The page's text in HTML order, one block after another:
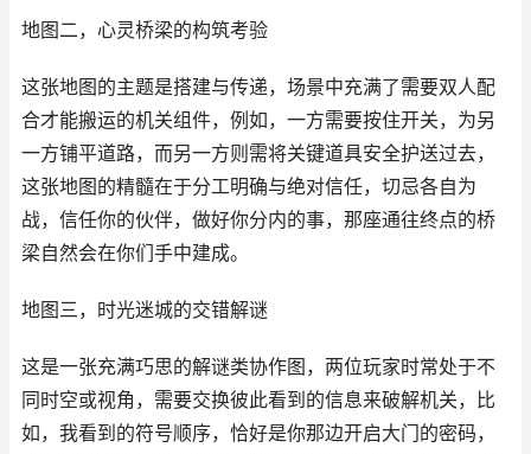
地图二，心灵桥梁的构筑考验
这张地图的主题是搭建与传递，场景中充满了需要双人配
合才能搬运的机关组件，例如，一方需要按住开关，为另
一方铺平道路，而另一方则需将关键道具安全护送过去，
这张地图的精髓在于分工明确与绝对信任，切忌各自为
战，信任你的伙伴，做好你分内的事，那座通往终点的桥
梁自然会在你们手中建成。
地图三，时光迷城的交错解谜
这是一张充满巧思的解谜类协作图，两位玩家时常处于不
同时空或视角，需要交换彼此看到的信息来破解机关，比
如，我看到的符号顺序，恰好是你那边开启大门的密码，